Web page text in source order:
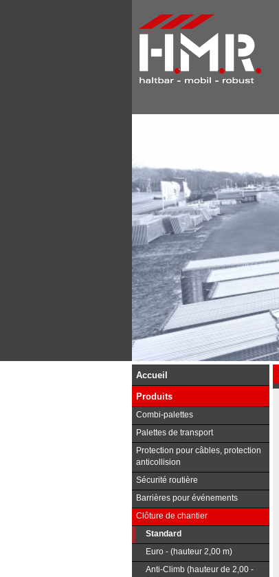
Accueil
Produits
Combi-palettes
Palettes de transport
Protection pour câbles, protection
anticollision
Sécurité routière
Barrières pour événements
Clôture de chantier
Standard
Euro - (hauteur 2,00 m)
Anti-Climb (hauteur de 2,00 -